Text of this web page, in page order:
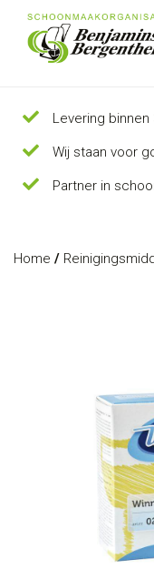
Levering
Wij staan voor
Partner in
Home /